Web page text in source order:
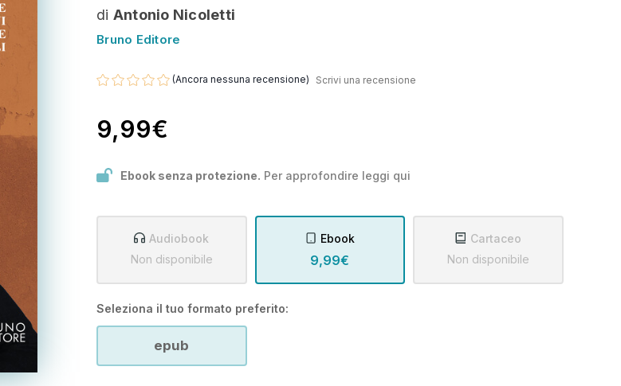
di Antonio Nicoletti
Bruno Editore
(Ancora nessuna recensione) Scrivi una recensione
9,99€
Ebook senza protezione. Per approfondire leggi qui
Audiobook
Non disponibile
Ebook
9,99€
Cartaceo
Non disponibile
Seleziona il tuo formato preferito:
epub